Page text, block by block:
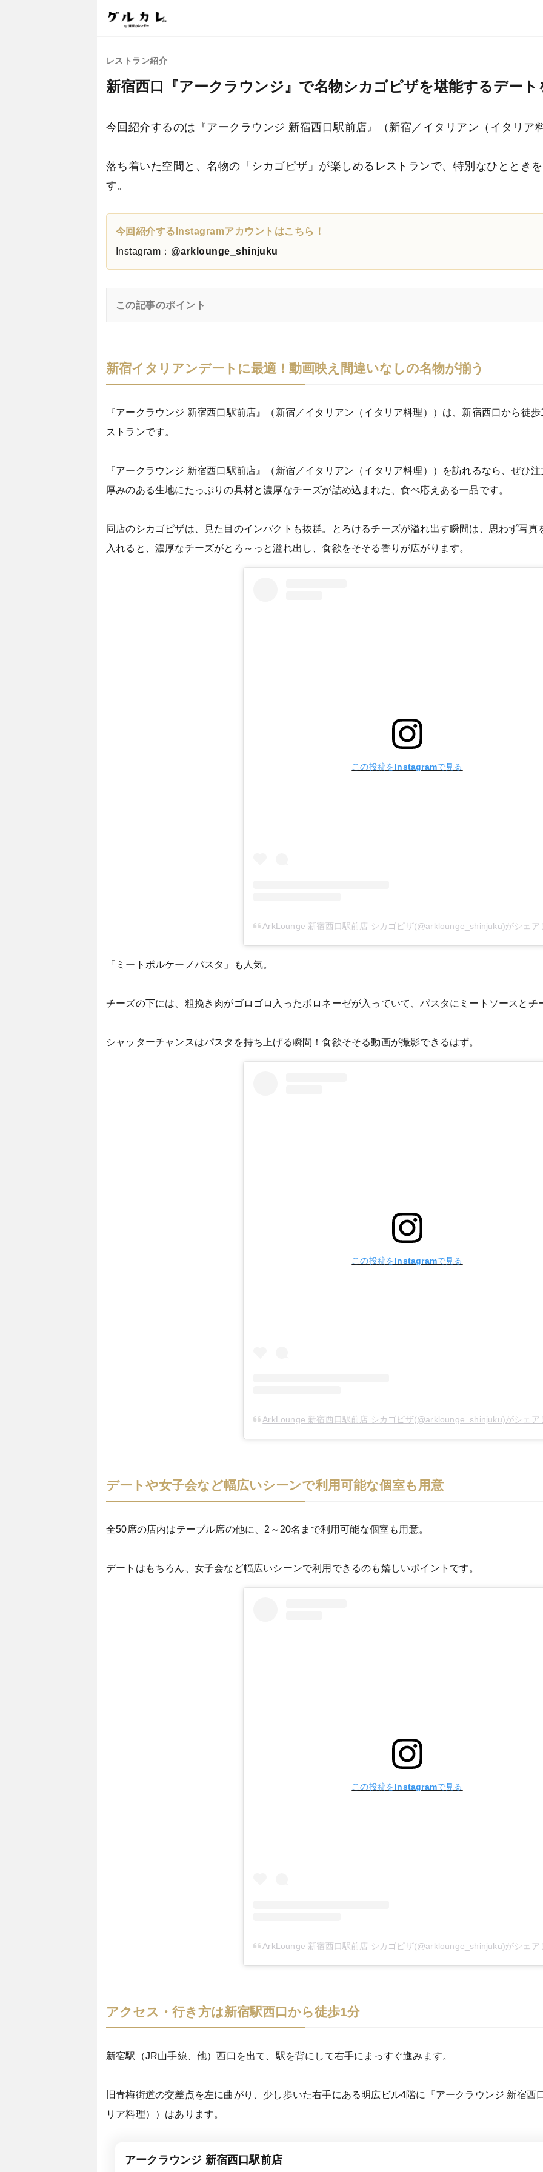
レストラン紹介
新宿西口『アークラウンジ』で名物シカゴピザを堪能するデート
今回紹介するのは『アークラウンジ 新宿西口駅前店』（新宿／イタリアン（イタリア
落ち着いた空間と、名物の「シカゴピザ」が楽しめるレストランで、特別なひととき
す。
今回紹介するInstagramアカウントはこちら！
Instagram： @arklounge_shinjuku
この記事のポイント
新宿イタリアンデートに最適！動画映え間違いなしの名物が揃う
『アークラウンジ 新宿西口駅前店』（新宿／イタリアン（イタリア料理））は、新宿西口から徒
ストランです。
『アークラウンジ 新宿西口駅前店』（新宿／イタリアン（イタリア料理））を訪れるなら、ぜひ
厚みのある生地にたっぷりの具材と濃厚なチーズが詰め込まれた、食べ応えある一品です。
同店のシカゴピザは、見た目のインパクトも抜群。とろけるチーズが溢れ出す瞬間は、思わず写
入れると、濃厚なチーズがとろ～っと溢れ出し、食欲をそそる香りが広がります。
この投稿をInstagramで見る
ArkLounge 新宿西口駅前店 シカゴピザ(@arklounge_shinjuku)がシェアした投
「ミートボルケーノパスタ」も人気。
チーズの下には、粗挽き肉がゴロゴロ入ったボロネーゼが入っていて、パスタにミートソースと
シャッターチャンスはパスタを持ち上げる瞬間！食欲そそる動画が撮影できるはず。
この投稿をInstagramで見る
ArkLounge 新宿西口駅前店 シカゴピザ(@arklounge_shinjuku)がシェアした投
デートや女子会など幅広いシーンで利用可能な個室も用意
全50席の店内はテーブル席の他に、2～20名まで利用可能な個室も用意。
デートはもちろん、女子会など幅広いシーンで利用できるのも嬉しいポイントです。
この投稿をInstagramで見る
ArkLounge 新宿西口駅前店 シカゴピザ(@arklounge_shinjuku)がシェアした投
アクセス・行き方は新宿駅西口から徒歩1分
新宿駅（JR山手線、他）西口を出て、駅を背にして右手にまっすぐ進みます。
旧青梅街道の交差点を左に曲がり、少し歩いた右手にある明広ビル4階に『アークラウンジ 新宿
リア料理））はあります。
アークラウンジ 新宿西口駅前店